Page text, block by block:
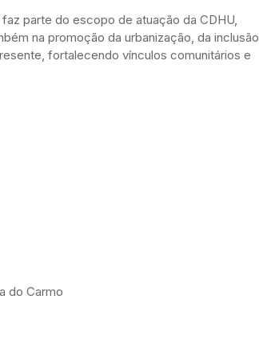
parte do escopo de atuação da CDHU,
na promoção da urbanização, da inclusão
fortalecendo vínculos comunitários e
do Carmo